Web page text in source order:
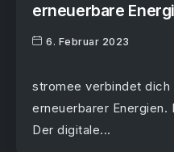
erneuerbare
6. Februar 2023
stromee verbindet dich
erneuerbarer Energien.
Der digitale...